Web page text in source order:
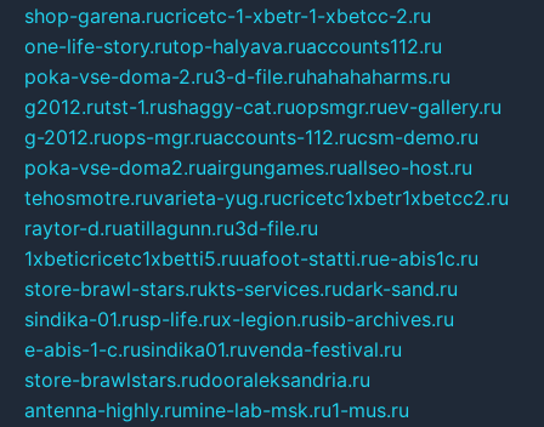
shop-garena.rucricetc-1-xbetr-1-xbetcc-2.ru
one-life-story.rutop-halyava.ruaccounts112.ru
poka-vse-doma-2.ru3-d-file.ruhahahaharms.ru
g2012.rutst-1.rushaggy-cat.ruopsmgr.ruev-gallery.ru
g-2012.ruops-mgr.ruaccounts-112.rucsm-demo.ru
poka-vse-doma2.ruairgungames.ruallseo-host.ru
tehosmotre.ruvarieta-yug.rucricetc1xbetr1xbetcc2.ru
raytor-d.ruatillagunn.ru3d-file.ru
1xbeticricetc1xbetti5.ruuafoot-statti.rue-abis1c.ru
store-brawl-stars.rukts-services.rudark-sand.ru
sindika-01.rusp-life.rux-legion.rusib-archives.ru
e-abis-1-c.rusindika01.ruvenda-festival.ru
store-brawlstars.rudooraleksandria.ru
antenna-highly.rumine-lab-msk.ru1-mus.ru